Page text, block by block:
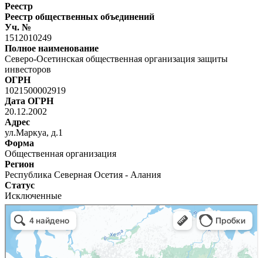
Реестр
Реестр общественных объединений
Уч. №
1512010249
Полное наименование
Северо-Осетинская общественная организация защиты
инвесторов
ОГРН
1021500002919
Дата ОГРН
20.12.2002
Адрес
ул.Маркуа, д.1
Форма
Общественная организация
Регион
Республика Северная Осетия - Алания
Статус
Исключенные